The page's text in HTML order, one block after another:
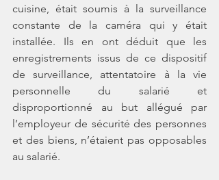
cuisine, était soumis à la surveillance
constante de la caméra qui y était
installée. Ils en ont déduit que les
enregistrements issus de ce dispositif
de surveillance, attentatoire à la vie
personnelle du salarié et
disproportionné au but allégué par
l’employeur de sécurité des personnes
et des biens, n’étaient pas opposables
au salarié.